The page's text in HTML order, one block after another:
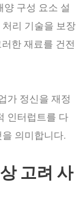
양 구성 요소 설
리 기술을 보장
한 재료를 건전
가 정신을 재정
인터럽트를 다
의미합니다.
고려 사